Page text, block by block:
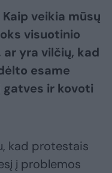
veikia mūsų
visuotinio
yra vilčių, kad
esame
ir kovoti
kad protestais
į problemos